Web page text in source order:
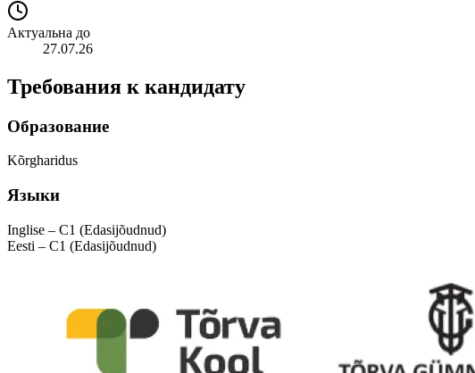
Актуальна до
27.07.26
Требования к кандидату
Образование
Kõrgharidus
Языки
Inglise – C1 (Edasijõudnud)
Eesti – C1 (Edasijõudnud)